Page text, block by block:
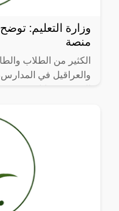
وزارة التعليم:
منصة
الكثير من الطلاب
والعراقيل في